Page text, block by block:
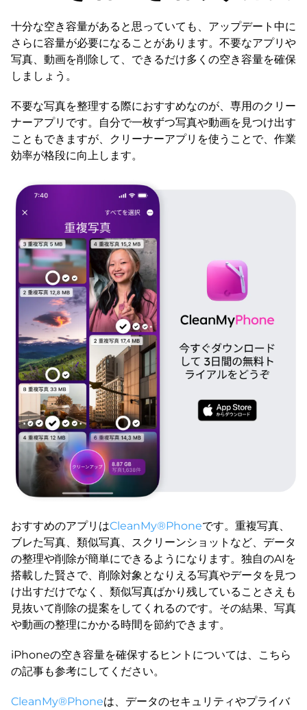
十分な空き容量があると思っていても、アップデート中に
さらに容量が必要になることがあります。不要なアプリや
写真、動画を削除して、できるだけ多くの空き容量を確保
しましょう。
不要な写真を整理する際におすすめなのが、専用のクリー
ナーアプリです。自分で一枚ずつ写真や動画を見つけ出す
こともできますが、クリーナーアプリを使うことで、作業
効率が格段に向上します。
おすすめのアプリはCleanMy®Phoneです。重複写真、
ブレた写真、類似写真、スクリーンショットなど、データ
の整理や削除が簡単にできるようになります。独自のAIを
搭載した賢さで、削除対象となりえる写真やデータを見つ
け出すだけでなく、類似写真ばかり残していることさえも
見抜いて削除の提案をしてくれるのです。その結果、写真
や動画の整理にかかる時間を節約できます。
iPhoneの空き容量を確保するヒントについては、こちら
の記事も参考にしてください。
CleanMy®Phoneは、データのセキュリティやプライバ